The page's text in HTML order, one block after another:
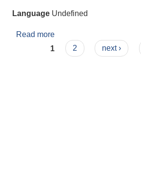
Language Undefined
Read more
Pages
1 2 next ›